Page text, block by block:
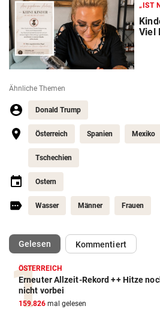
„IST
Viel
Ähnliche Themen
Donald Trump
Österreich Spanien Mexiko
Tschechien
Ostern
Wasser Männer Frauen
Gelesen(ausgewählt)Kommentiert
ÖSTERREICH
Erneuter Allzeit-Rekord ++ Hitze
nicht vorbei
159.826 mal gelesen